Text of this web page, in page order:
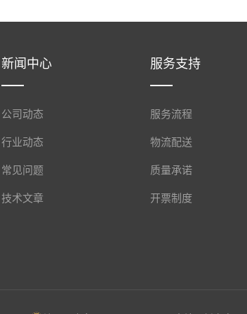
新闻中心
公司动态
行业动态
常见问题
技术文章
服务支持
服务流程
物流配送
质量承诺
开票制度